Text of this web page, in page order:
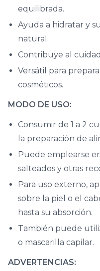
equilibrada.
Ayuda a hidratar y
natural.
Contribuye al
Versátil para
cosméticos.
MODO DE USO:
Consumir de 1 a 2
la preparación de
Puede emplearse
salteados y otras
Para uso externo,
sobre la piel o el
hasta su absorción.
También puede
o mascarilla capilar.
ADVERTENCIAS: